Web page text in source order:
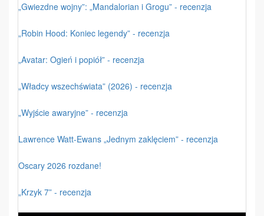
„Gwiezdne wojny”: „Mandalorian i Grogu” - recenzja
„Robin Hood: Koniec legendy” - recenzja
„Avatar: Ogień i popiół” - recenzja
„Władcy wszechświata” (2026) - recenzja
„Wyjście awaryjne” - recenzja
Lawrence Watt-Ewans „Jednym zaklęciem” - recenzja
Oscary 2026 rozdane!
„Krzyk 7” - recenzja